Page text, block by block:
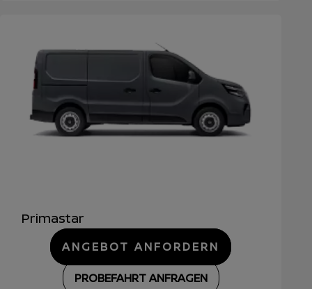
Primastar
ANGEBOT ANFORDERN
PROBEFAHRT ANFRAGEN